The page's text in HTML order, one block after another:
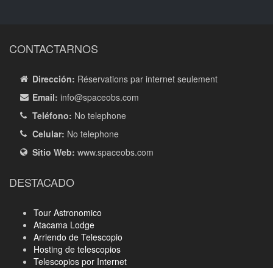
CONTACTARNOS
Dirección: Réservations par internet seulement
Email: info@spaceobs.com
Teléfono: No telephone
Celular: No telephone
Sitio Web: www.spaceobs.com
DESTACADO
Tour Astronomico
Atacama Lodge
Arriendo de Telescopio
Hosting de telescopios
Telescopios por Internet